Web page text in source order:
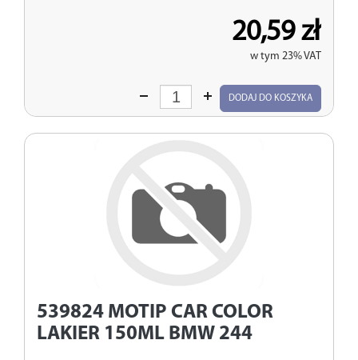
20,59 zł
w tym 23% VAT
Wprowadź
DODAJ DO KOSZYKA
539824 MOTIP CAR COLOR
LAKIER 150ML BMW 244